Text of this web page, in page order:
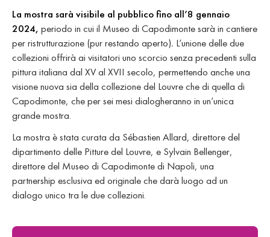
La mostra sarà visibile al pubblico fino all’8 gennaio
2024, periodo in cui il Museo di Capodimonte sarà in cantiere
per ristrutturazione (pur restando aperto). L’unione delle due
collezioni offrirà ai visitatori uno scorcio senza precedenti sulla
pittura italiana dal XV al XVII secolo, permettendo anche una
visione nuova sia della collezione del Louvre che di quella di
Capodimonte, che per sei mesi dialogheranno in un’unica
grande mostra.
La mostra è stata curata da Sébastien Allard, direttore del
dipartimento delle Pitture del Louvre, e Sylvain Bellenger,
direttore del Museo di Capodimonte di Napoli, una
partnership esclusiva ed originale che darà luogo ad un
dialogo unico tra le due collezioni.